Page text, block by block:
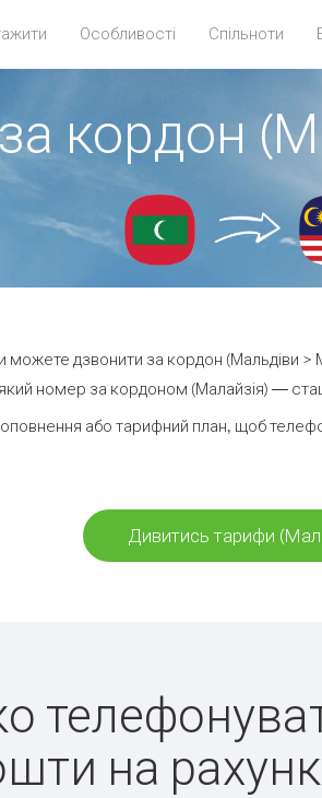
Особливості Спільноти
кордон
можете дзвонити за кордон (Мальдіви >
номер за кордоном (Малайзія) —
або тарифний план, щоб
Дивитись тарифи
на